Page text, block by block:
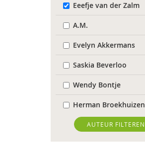
Eeefje van der Zalm
A.M.
Evelyn Akkermans
Saskia Beverloo
Wendy Bontje
Herman Broekhuizen
Marianne Busser
Marja van Delden
AUTEUR FILTEREN